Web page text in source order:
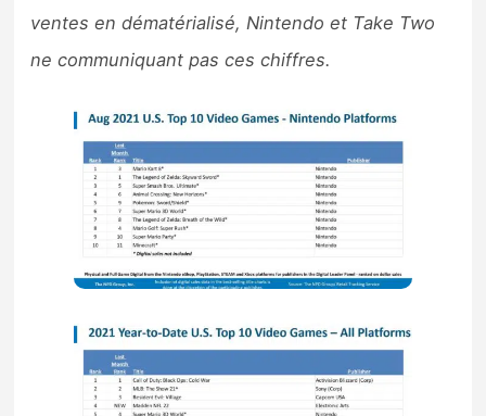
ventes en dématérialisé, Nintendo et Take Two
ne communiquant pas ces chiffres.